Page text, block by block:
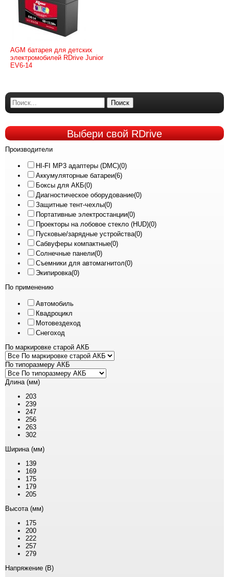
AGM батарея для детских
электромобилей RDrive Junior
EV6-14
Поиск
Выберисвой RDrive
Производители
HI-FI MP3 адаптеры (DMC)(0)
Аккумуляторные батареи(6)
Боксы для АКБ(0)
Диагностическое оборудование(0)
Защитные тент-чехлы(0)
Портативные электростанции(0)
Проекторы на лобовое стекло (HUD)(0)
Пусковые/зарядные устройства(0)
Сабвуферы компактные(0)
Солнечные панели(0)
Съемники для автомагнитол(0)
Экипировка(0)
По применению
Автомобиль
Квадроцикл
Мотовездеход
Снегоход
По маркировке старой АКБ
По типоразмеру АКБ
Длина (мм)
203
239
247
256
263
302
Ширина (мм)
139
169
175
179
205
Высота (мм)
175
200
222
257
279
Напряжение (В)